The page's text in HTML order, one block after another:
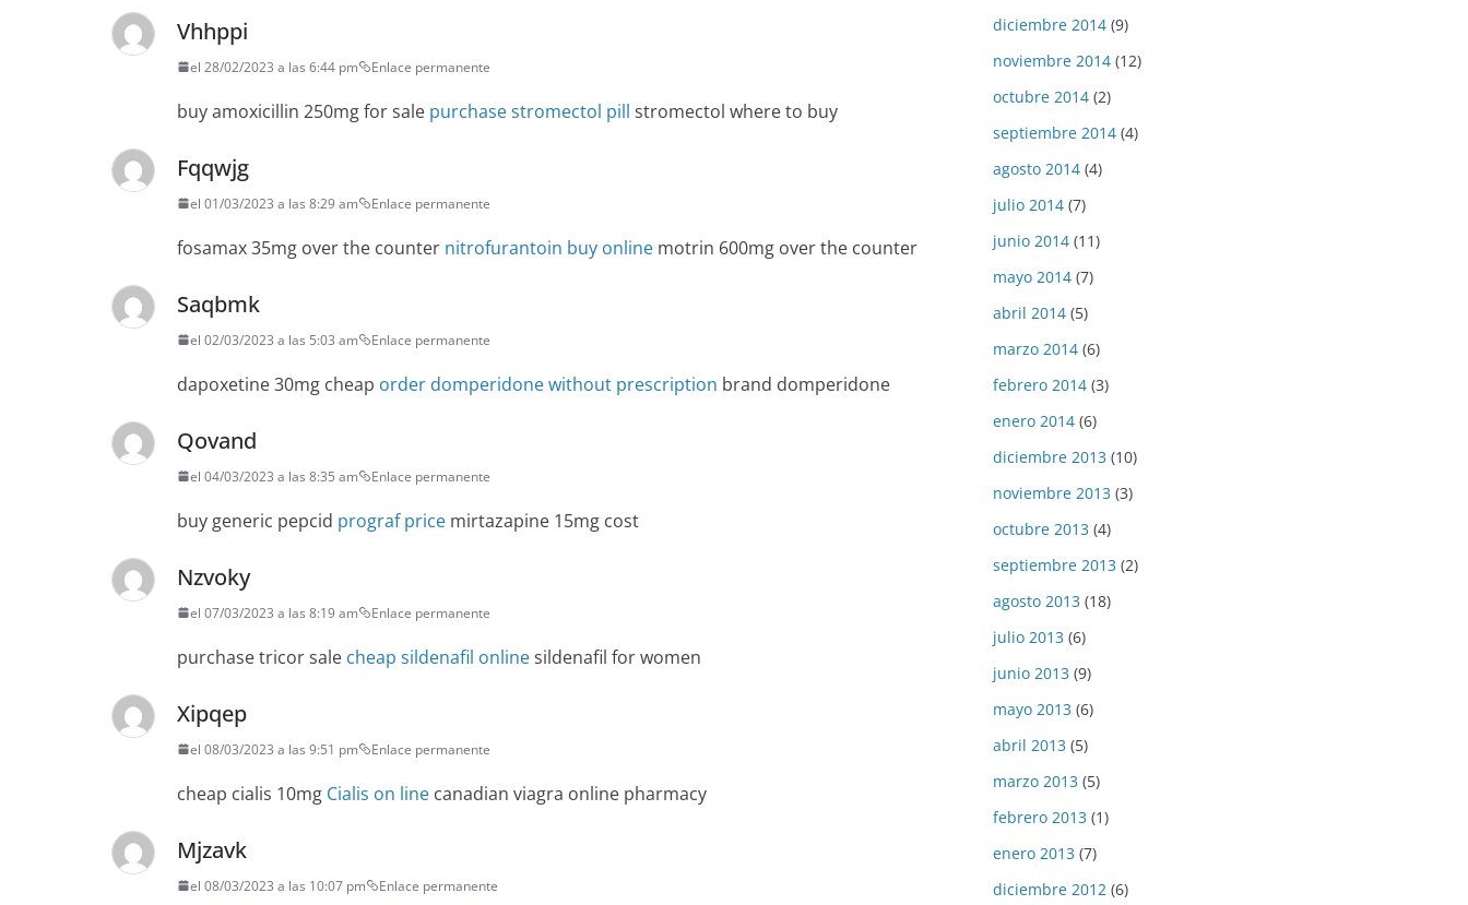
Vhhppi
el 28/02/2023 a las 6:44 pm Enlace permanente
buy amoxicillin 250mg for sale purchase stromectol pill stromectol where to buy
Fqqwjg
el 01/03/2023 a las 8:29 am Enlace permanente
fosamax 35mg over the counter nitrofurantoin buy online motrin 600mg over the counter
Saqbmk
el 02/03/2023 a las 5:03 am Enlace permanente
dapoxetine 30mg cheap order domperidone without prescription brand domperidone
Qovand
el 04/03/2023 a las 8:35 am Enlace permanente
buy generic pepcid prograf price mirtazapine 15mg cost
Nzvoky
el 07/03/2023 a las 8:19 am Enlace permanente
purchase tricor sale cheap sildenafil onlinesildenafil for women
Xipqep
el 08/03/2023 a las 9:51 pm Enlace permanente
cheap cialis 10mg Cialis on line canadian viagra online pharmacy
Mjzavk
el 08/03/2023 a las 10:07 pm Enlace permanente
diciembre 2014 (9)
noviembre 2014 (12)
octubre 2014 (2)
septiembre 2014 (4)
agosto 2014 (4)
julio 2014 (7)
junio 2014 (11)
mayo 2014 (7)
abril 2014 (5)
marzo 2014 (6)
febrero 2014 (3)
enero 2014 (6)
diciembre 2013 (10)
noviembre 2013 (3)
octubre 2013 (4)
septiembre 2013 (2)
agosto 2013 (18)
julio 2013 (6)
junio 2013 (9)
mayo 2013 (6)
abril 2013 (5)
marzo 2013 (5)
febrero 2013 (1)
enero 2013 (7)
diciembre 2012 (6)